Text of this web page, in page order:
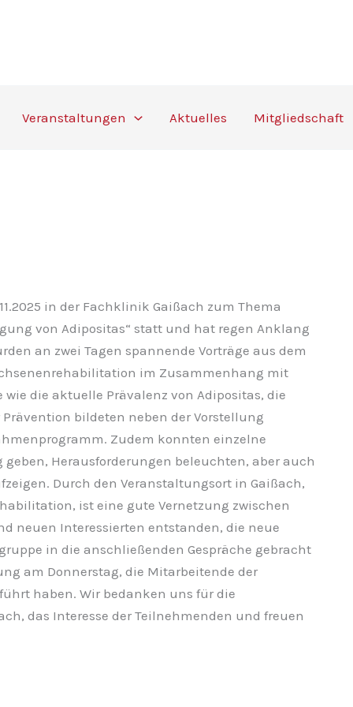
Veranstaltungen Aktuelles Mitgliedschaft
in der Fachklinik Gaißach zum Thema
von Adipositas“ statt und hat regen Anklang
an zwei Tagen spannende Vorträge aus dem
im Zusammenhang mit
die aktuelle Prävalenz von Adipositas, die
bildeten neben der Vorstellung
Zudem konnten einzelne
Herausforderungen beleuchten, aber auch
Durch den Veranstaltungsort in Gaißach,
ist eine gute Vernetzung zwischen
neuen Interessierten entstanden, die neue
in die anschließenden Gespräche gebracht
am Donnerstag, die Mitarbeitende der
haben. Wir bedanken uns für die
das Interesse der Teilnehmenden und freuen